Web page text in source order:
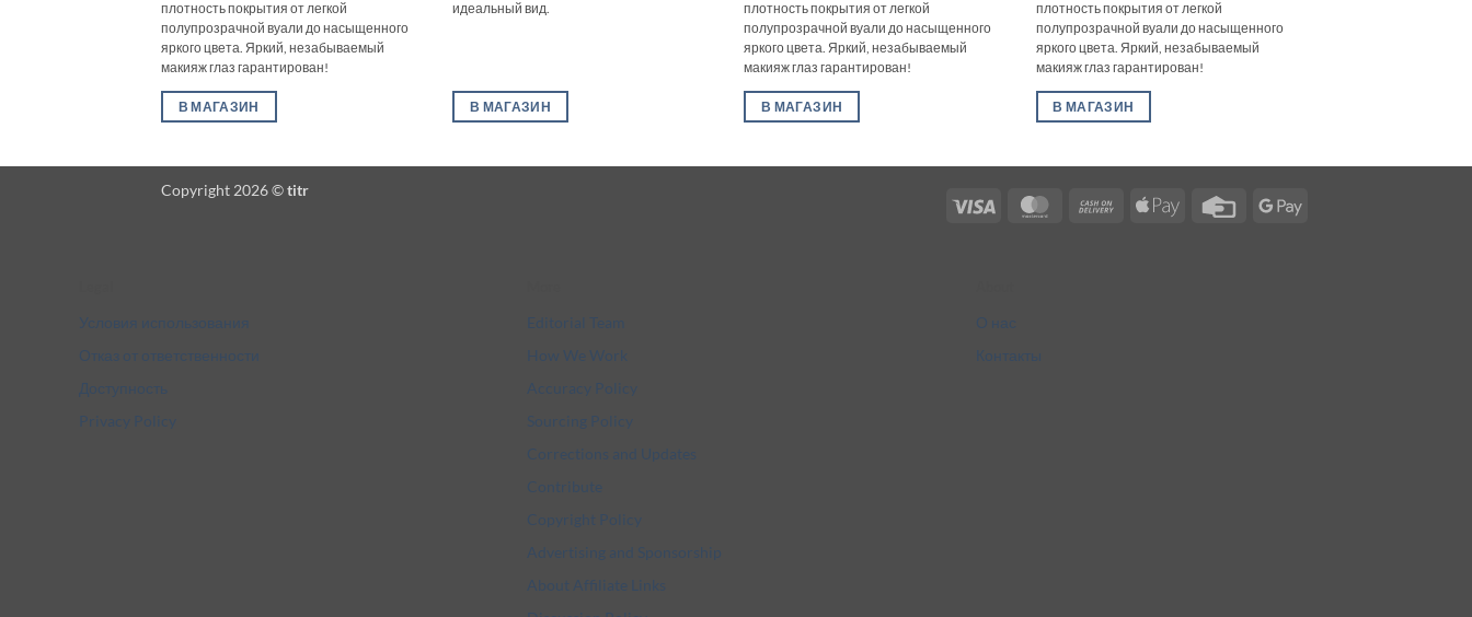
плотность покрытия от легкой
полупрозрачной вуали до насыщенного
яркого цвета. Яркий, незабываемый
макияж глаз гарантирован!
В МАГАЗИН
идеальный вид.
В МАГАЗИН
плотность покрытия от легкой
полупрозрачной вуали до насыщенного
яркого цвета. Яркий, незабываемый
макияж глаз гарантирован!
В МАГАЗИН
плотность покрытия от легкой
полупрозрачной вуали до насыщенного
яркого цвета. Яркий, незабываемый
макияж глаз гарантирован!
В МАГАЗИН
Visa MasterCardCash
Apple
Credit
Google
Copyright 2026 ©titr
Условия использования
Отказ от ответственности
Доступность
Privacy Policy
Editorial Team
How We Work
Accuracy Policy
Sourcing Policy
Corrections and Updates
Contribute
Copyright Policy
Advertising and Sponsorship
About Affiliate Links
О нас
Контакты